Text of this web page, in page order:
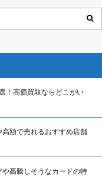
！高価買取ならどこがい
額で売れるおすすめ店舗
高騰しそうなカードの特